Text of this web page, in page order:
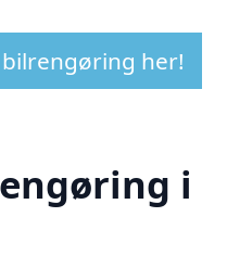
her!
i